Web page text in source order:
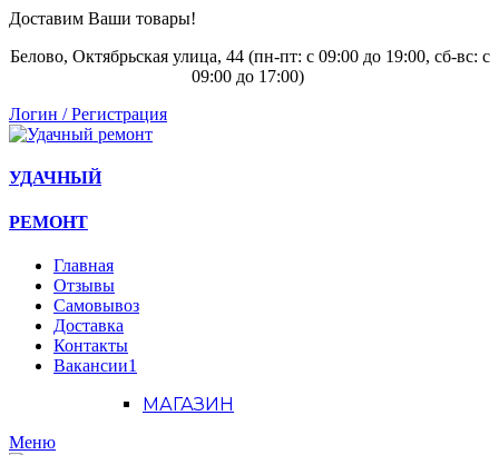
Доставим Ваши товары!
Белово, Октябрьская улица, 44 (пн-пт: с 09:00 до 19:00, сб-вс: с
09:00 до 17:00)
Логин / Регистрация
УДАЧНЫЙ
РЕМОНТ
Главная
Отзывы
Самовывоз
Доставка
Контакты
Вакансии1
МАГАЗИН
Меню